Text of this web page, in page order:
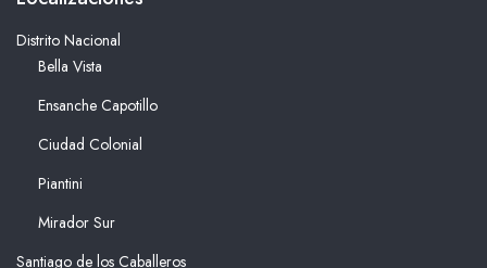
Distrito Nacional
Bella Vista
Ensanche Capotillo
Ciudad Colonial
Piantini
Mirador Sur
Santiago de los Caballeros